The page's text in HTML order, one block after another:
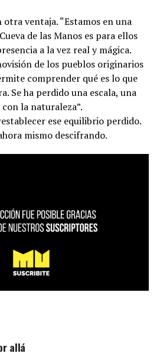
ventaja. “Estamos en una
de las Manos es para ellos
a la vez real y mágica.
de los pueblos originarios
comprender qué es lo que
Se ha perdido una escala, una
la naturaleza”.
ese equilibrio perdido.
mismo descifrando.
allá